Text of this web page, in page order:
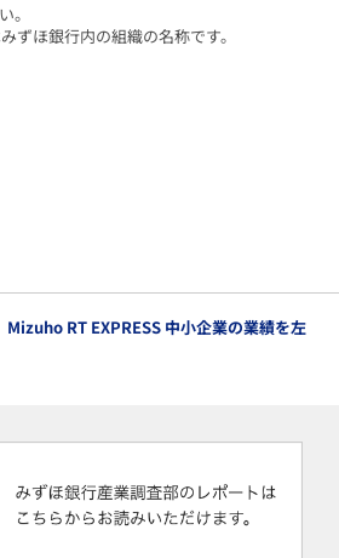
。
ずほ銀行内の組織の名称です。
Mizuho RT EXPRESS 中小企業の業績を左